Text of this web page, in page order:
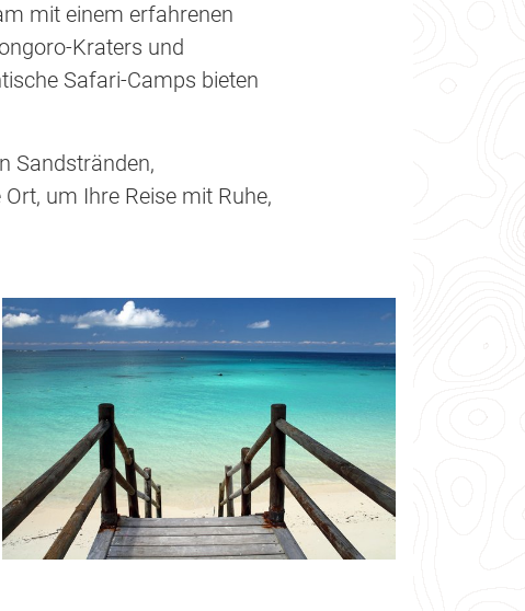
mit einem erfahrenen
Kraters und
Safari-Camps bieten
Sandstränden,
um Ihre Reise mit Ruhe,